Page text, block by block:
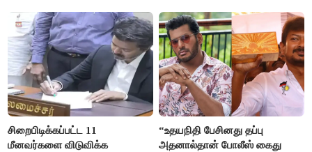
சிறைபிடிக்கப்பட்ட 11
மீனவர்களை விடுவிக்க
“உதயநிதி பேசினது தப்பு
அதனால்தான் போலீஸ் கைது